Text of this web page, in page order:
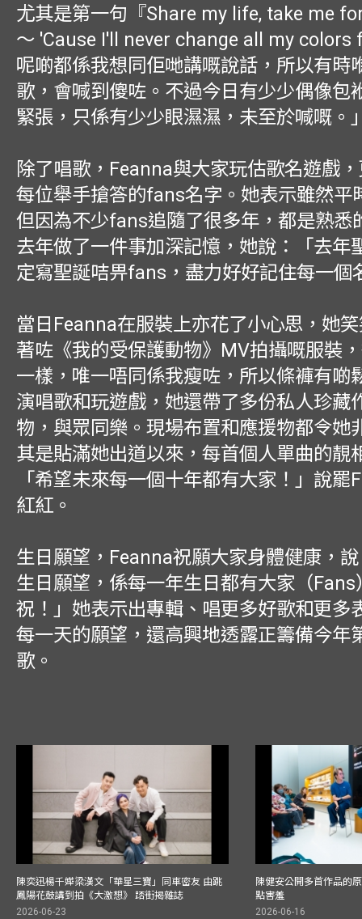
尤其是第一句『Share my life, take me
～ 'Cause I'll never change all my colors
呢啲都係我想同佢哋講嘅說話，所以有時
歌，會喊到傻咗。不過今日有少少偶像包
緊張，只係有少少眼濕濕，未至於喊嘅。
除了唱歌，Feanna與大家玩估歌名遊戲
每位舉手搶答的fans名字。她表示雖然平
但因為不少fans追隨了很多年，都是熟悉
去年做了一件事加深記憶，她說：「去年
定寫聖誕咭畀fans，盡力好好記住每一個
當日Feanna在服裝上亦花了小心思，她
著咗《我的受保護動物》MV拍攝嘅服裝
一樣，唯一唔同係我瘦咗，所以條褲有啲
演唱歌和玩遊戲，她還帶了多份私人珍藏
物，與眾同樂。現場布置和應援物都令她
其是貼滿她出道以來，每首個人單曲的靚
「希望未來每一個十年都有大家！」說罷
紅紅。
生日願望，Feanna祝願大家身體健康，
生日願望，係每一年生日都有大家（
祝！」她表示出專輯、唱更多好歌和更多
每一天的願望，還高興地透露正籌備今年
歌。
陳奕迅楊千嬅梁漢文「華星三寶」同車密友 由跳
鳳陽花鼓講到拍《大激想》 踎街揭雜誌
2026-06-23
陳健安公開多首作品的
點害羞
2026-06-16